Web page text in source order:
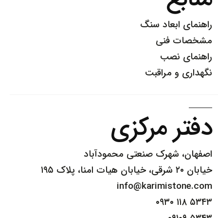
سنگ
فنی
نصب
مراقبت
مرکزی
شهرک صنعتی محمودآباد
۵۳۴۳